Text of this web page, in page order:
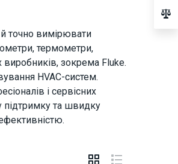
точно вимірювати
термометри,
виробників, зокрема Fluke.
HVAC-систем.
і сервісних
підтримку та швидку